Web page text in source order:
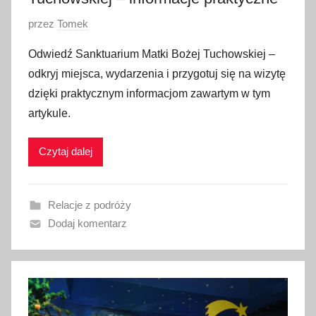
O
u
b
l
i
w
n
o
2
m
a
przez Tomek
Odwiedź Sanktuarium Matki Bożej Tuchowskiej –
odkryj miejsca, wydarzenia i przygotuj się na wizytę
dzięki praktycznym informacjom zawartym w tym
artykule.
Czytaj dalej
Relacje z podróży
Dodaj komentarz